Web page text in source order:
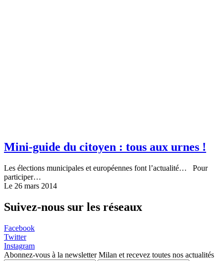
Mini-guide du citoyen : tous aux urnes !
Les élections municipales et européennes font l’actualité… Pour
participer…
Le 26 mars 2014
Suivez-nous sur les réseaux
Facebook
Twitter
Instagram
Abonnez-vous à la newsletter Milan et recevez toutes nos actualités